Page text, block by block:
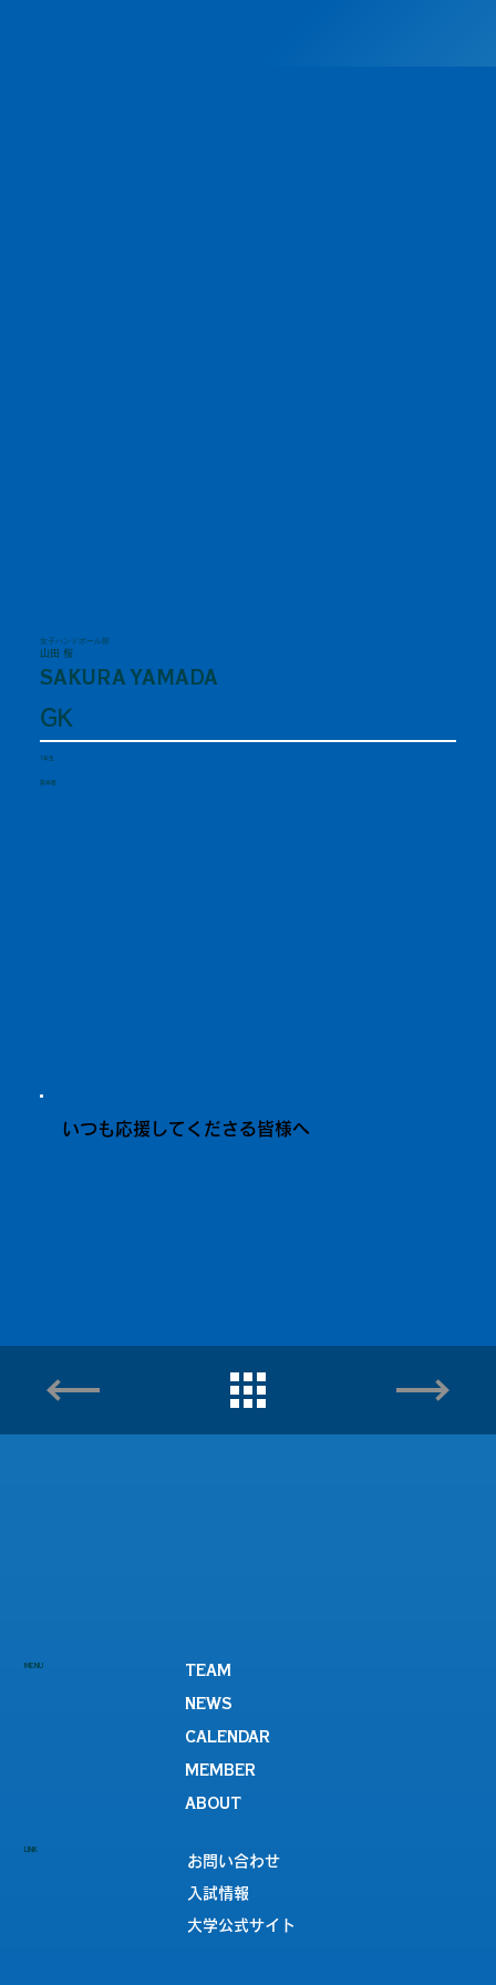
女子ハンドボール部
山田 桜
SAKURA YAMADA
GK
1年生
熊本県
いつも応援してくださる皆様へ
MENU
TEAM
NEWS
CALENDAR
MEMBER
ABOUT
LINK
お問い合わせ
入試情報
大学公式サイト